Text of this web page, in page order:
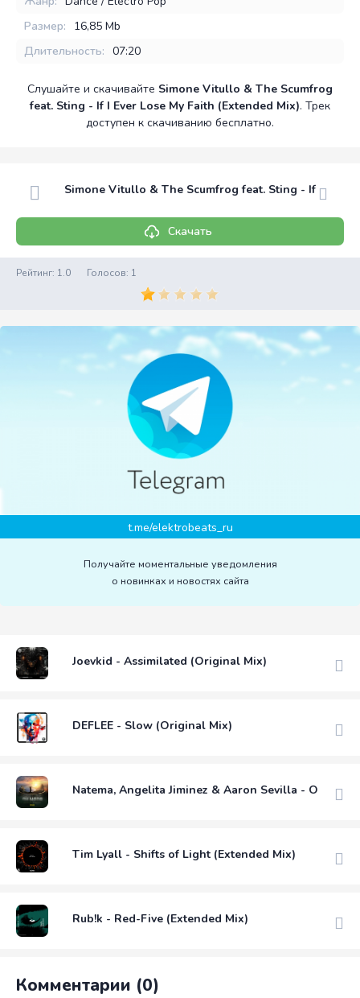
Размер:
16,85 Mb
Длительность: 07:20
Слушайте и скачивайте Simone Vitullo & The Scumfrog
feat. Sting - If I Ever Lose My Faith (Extended Mix). Трек
доступен к скачиванию бесплатно.
Simone Vitullo & The Scumfrog feat. Sting - If I Ever
Скачать
Рейтинг: 1.0 Голосов: 1
t.me/elektrobeats_ru
Получайте моментальные уведомления
о новинках и новостях сайта
Joevkid - Assimilated (Original Mix)
DEFLEE - Slow (Original Mix)
Natema, Angelita Jiminez & Aaron Sevilla - Oh
Tim Lyall - Shifts of Light (Extended Mix)
Rub!k - Red-Five (Extended Mix)
Комментарии (0)